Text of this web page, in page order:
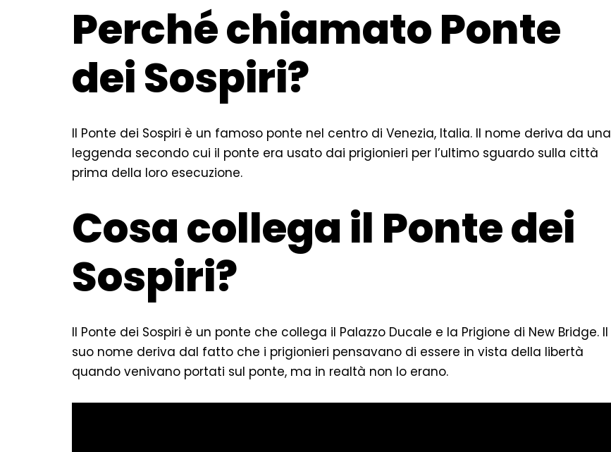
Perché chiamato Ponte
dei Sospiri?
Il Ponte dei Sospiri è un famoso ponte nel centro di Venezia, Italia. Il nome deriva da una
leggenda secondo cui il ponte era usato dai prigionieri per l’ultimo sguardo sulla città
prima della loro esecuzione.
Cosa collega il Ponte dei
Sospiri?
Il Ponte dei Sospiri è un ponte che collega il Palazzo Ducale e la Prigione di New Bridge. Il
suo nome deriva dal fatto che i prigionieri pensavano di essere in vista della libertà
quando venivano portati sul ponte, ma in realtà non lo erano.